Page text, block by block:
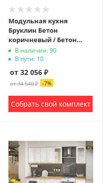
Модульная кухня
Бруклин Бетон
коричневый / Бетон
белый
В наличии: 90
В пути: 10
от 32 056 ₽
от 34 540 ₽ -7%
Собрать свой комплект